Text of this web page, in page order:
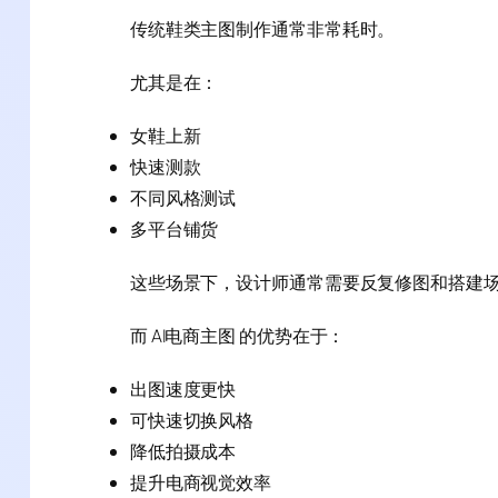
传统鞋类主图制作通常非常耗时。
尤其是在：
女鞋上新
快速测款
不同风格测试
多平台铺货
这些场景下，设计师通常需要反复修图和搭建
而 AI电商主图 的优势在于：
出图速度更快
可快速切换风格
降低拍摄成本
提升电商视觉效率